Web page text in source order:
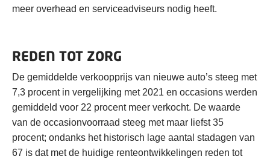
meer overhead en serviceadviseurs nodig heeft.
REDEN TOT ZORG
De gemiddelde verkoopprijs van nieuwe auto’s steeg met
7,3 procent in vergelijking met 2021 en occasions werden
gemiddeld voor 22 procent meer verkocht. De waarde
van de occasionvoorraad steeg met maar liefst 35
procent; ondanks het historisch lage aantal stadagen van
67 is dat met de huidige renteontwikkelingen reden tot